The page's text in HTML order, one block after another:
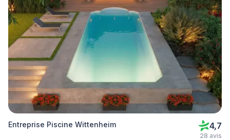
Entreprise Piscine Wittenheim 4,7
28 avis